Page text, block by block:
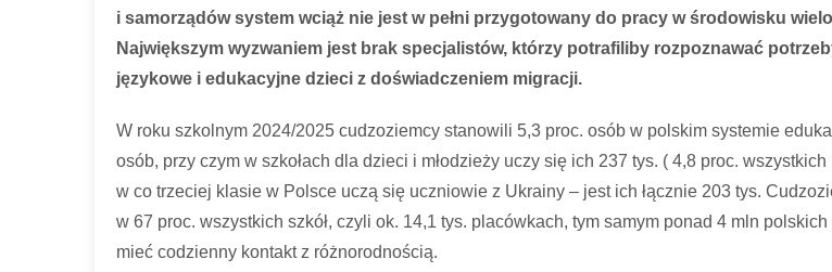
i samorządów system wciąż nie jest w pełni przygotowany do pracy w środowisku
Największym wyzwaniem jest brak specjalistów, którzy potrafiliby rozpoznawać
językowe i edukacyjne dzieci z doświadczeniem migracji.
W roku szkolnym 2024/2025 cudzoziemcy stanowili 5,3 proc. osób w polskim systemie
osób, przy czym w szkołach dla dzieci i młodzieży uczy się ich 237 tys. ( 4,8 proc.
w co trzeciej klasie w Polsce uczą się uczniowie z Ukrainy – jest ich łącznie 203 tys.
w 67 proc. wszystkich szkół, czyli ok. 14,1 tys. placówkach, tym samym ponad 4 mln
mieć codzienny kontakt z różnorodnością.